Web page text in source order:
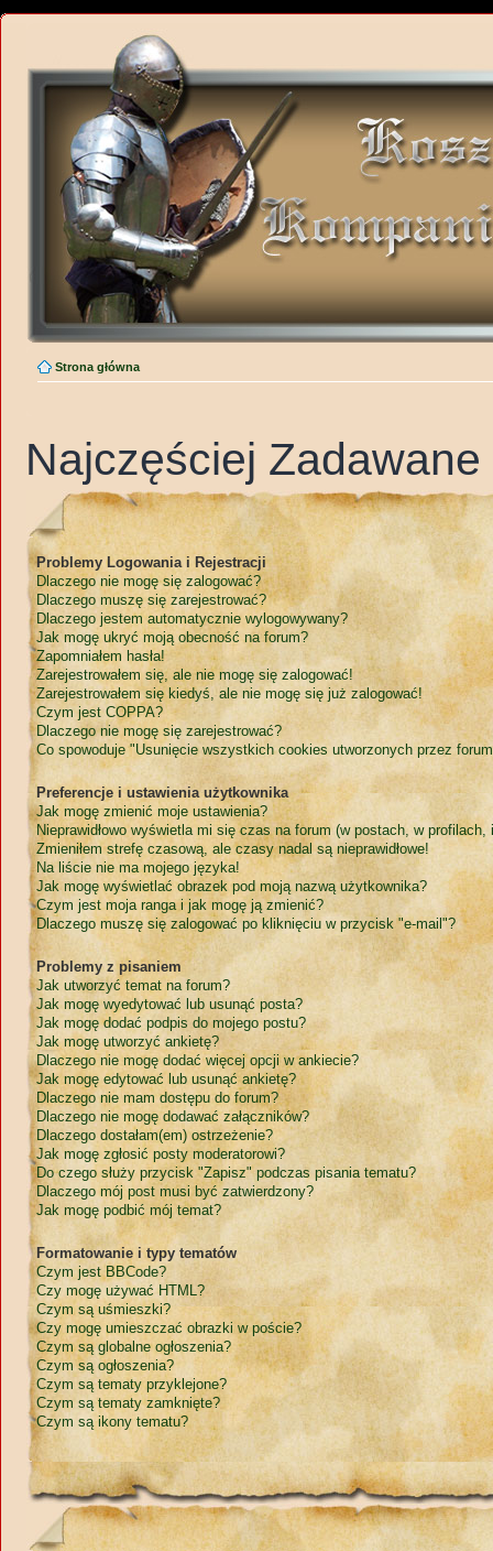
Strona główna
Najczęściej
Problemy Logowania i Rejestracji
Dlaczego nie mogę się zalogować?
Dlaczego muszę się zarejestrować?
Dlaczego jestem automatycznie wylogowywany?
Jak mogę ukryć moją obecność na forum?
Zapomniałem hasła!
Zarejestrowałem się, ale nie mogę się zalogować!
Zarejestrowałem się kiedyś, ale nie mogę się już zalogować!
Czym jest COPPA?
Dlaczego nie mogę się zarejestrować?
Co spowoduje "Usunięcie wszystkich cookies utworzonych przez
Preferencje i ustawienia użytkownika
Jak mogę zmienić moje ustawienia?
Nieprawidłowo wyświetla mi się czas na forum (w postach, w profilach,
Zmieniłem strefę czasową, ale czasy nadal są nieprawidłowe!
Na liście nie ma mojego języka!
Jak mogę wyświetlać obrazek pod moją nazwą użytkownika?
Czym jest moja ranga i jak mogę ją zmienić?
Dlaczego muszę się zalogować po kliknięciu w przycisk "e-mail"?
Problemy z pisaniem
Jak utworzyć temat na forum?
Jak mogę wyedytować lub usunąć posta?
Jak mogę dodać podpis do mojego postu?
Jak mogę utworzyć ankietę?
Dlaczego nie mogę dodać więcej opcji w ankiecie?
Jak mogę edytować lub usunąć ankietę?
Dlaczego nie mam dostępu do forum?
Dlaczego nie mogę dodawać załączników?
Dlaczego dostałam(em) ostrzeżenie?
Jak mogę zgłosić posty moderatorowi?
Do czego służy przycisk "Zapisz" podczas pisania tematu?
Dlaczego mój post musi być zatwierdzony?
Jak mogę podbić mój temat?
Formatowanie i typy tematów
Czym jest BBCode?
Czy mogę używać HTML?
Czym są uśmieszki?
Czy mogę umieszczać obrazki w poście?
Czym są globalne ogłoszenia?
Czym są ogłoszenia?
Czym są tematy przyklejone?
Czym są tematy zamknięte?
Czym są ikony tematu?